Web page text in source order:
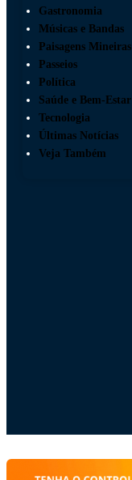
Gastronomia
Músicas e Bandas
Paisagens Mineiras
Passeios
Política
Saúde e Bem-Estar
Tecnologia
Últimas Notícias
Veja Também